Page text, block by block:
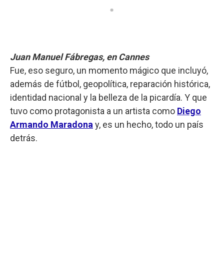
Juan Manuel Fábregas, en Cannes
Fue, eso seguro, un momento mágico que incluyó,
además de fútbol, geopolítica, reparación histórica,
identidad nacional y la belleza de la picardía. Y que
tuvo como protagonista a un artista como Diego
Armando Maradona y, es un hecho, todo un país
detrás.